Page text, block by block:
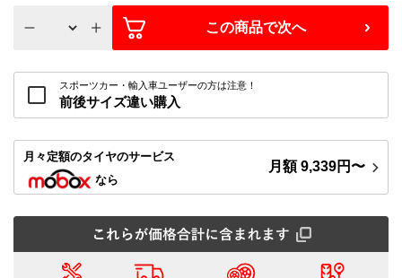
この商品で次へ
スポーツカー・輸入車ユーザーの方は注意！
前後サイズ違い購入
月々定額のタイヤのサービス
なら
月額9,339円〜